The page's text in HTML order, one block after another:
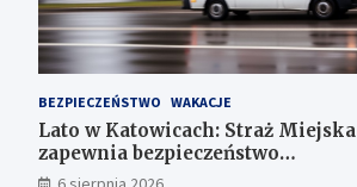
BEZPIECZEŃSTWO WAKACJE
Lato w Katowicach: Straż Miejska
zapewnia bezpieczeństwo
mieszkańcom